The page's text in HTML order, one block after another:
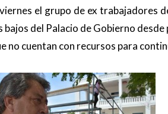
el grupo de ex trabajadores
bajos del Palacio de Gobierno
no cuentan con recursos para